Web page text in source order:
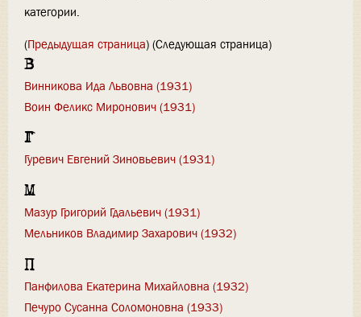
категории.
(Предыдущая страница) (Следующая страница)
В
Винникова Ида Львовна (1931)
Воин Феликс Миронович (1931)
Г
Гуревич Евгений Зиновьевич (1931)
М
Мазур Григорий Гдальевич (1931)
Мельников Владимир Захарович (1932)
П
Панфилова Екатерина Михайловна (1932)
Печуро Сусанна Соломоновна (1933)